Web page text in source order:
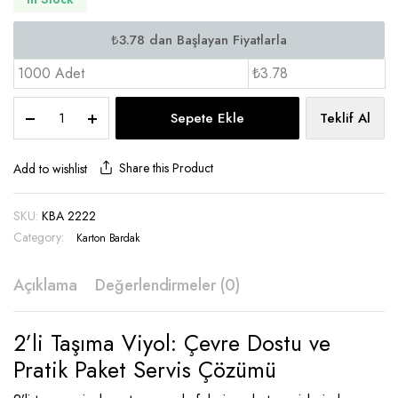
1000 Adet ₺3.78
Bardak
Taşıyıcı
2222
quantity
Sepete Ekle Teklif Al
Add to wishlist Share this Product
SKU: KBA 2222
Category:
Karton Bardak
Açıklama Değerlendirmeler (0)
2’li Taşıma Viyol: Çevre Dostu ve
Pratik Paket Servis Çözümü